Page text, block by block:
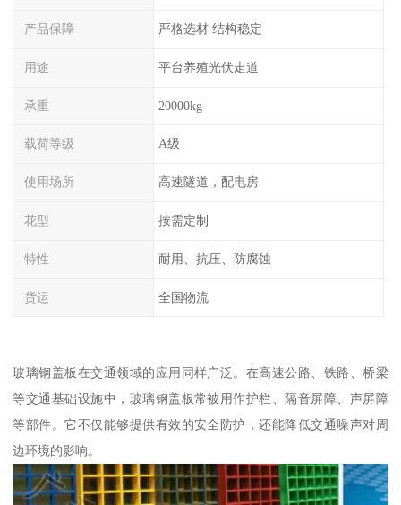
产品保障 严格选材 结构稳定
用途 平台养殖光伏走道
承重 20000kg
载荷等级 A级
使用场所 高速隧道，配电房
花型 按需定制
特性 耐用、抗压、防腐蚀
货运 全国物流
玻璃钢盖板在交通领域的应用同样广泛。在高速公路、铁路、桥梁
等交通基础设施中，玻璃钢盖板常被用作护栏、隔音屏障、声屏障
等部件。它不仅能够提供有效的安全防护，还能降低交通噪声对周
边环境的影响。